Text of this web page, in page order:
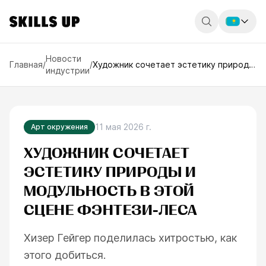
Главная/
Новости
индустрии
/Художник сочетает эстетику природы
леса
Арт окружения 11 мая 2026 г.
ХУДОЖНИК СОЧЕТАЕТ
ЭСТЕТИКУ ПРИРОДЫ И
МОДУЛЬНОСТЬ В ЭТОЙ
СЦЕНЕ ФЭНТЕЗИ-ЛЕСА
Хизер Гейгер поделилась хитростью, как
этого добиться.